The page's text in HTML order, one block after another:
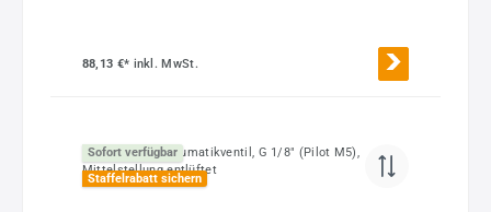
88,13 €* inkl. MwSt.
Sofort verfügbar
Staffelrabatt sichern